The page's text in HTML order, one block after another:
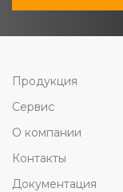
Продукция
Сервис
О компании
Контакты
Документация